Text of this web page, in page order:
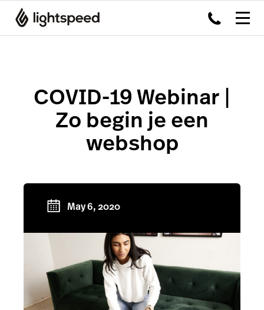
COVID-19 Webinar |
Zo begin je een
webshop
May 6, 2020